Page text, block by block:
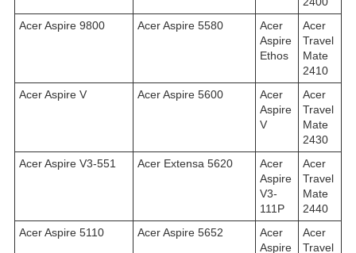
Acer Aspire 9800
Acer Aspire 5580
Acer
Aspire
Ethos
Acer
Travel
Mate
2410
Acer Aspire V
Acer Aspire 5600
Acer
Aspire
V
Acer
Travel
Mate
2430
Acer Aspire V3-551
Acer Extensa 5620
Acer
Aspire
V3-
111P
Acer
Travel
Mate
2440
Acer Aspire 5110
Acer Aspire 5652
Acer
Aspire
Acer
Travel